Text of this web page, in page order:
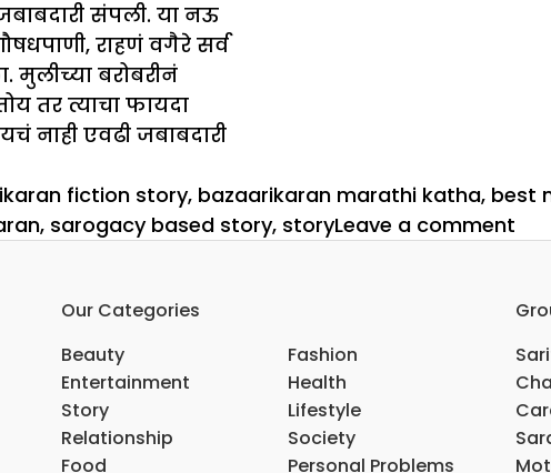
संपली. या नऊ
राहणं वगैरे सर्व
मुलीच्या बरोबरीनं
तर त्याचा फायदा
नाही एवढी जबाबदारी
fiction story, bazaarikaran marathi katha, best
, sarogacy based story, storyLeave a comment
Our Categories
Beauty
Entertainment
Story
Relationship
Food
Fashion
Health
Lifestyle
Society
Personal Problems